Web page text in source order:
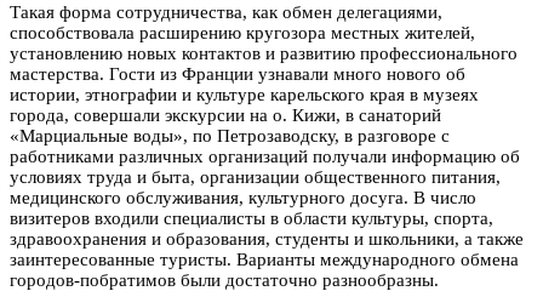
Такая форма сотрудничества, как обмен делегациями,
способствовала расширению кругозора местных жителей,
установлению новых контактов и развитию профессионального
мастерства. Гости из Франции узнавали много нового об
истории, этнографии и культуре карельского края в музеях
города, совершали экскурсии на о. Кижи, в санаторий
«Марциальные воды», по Петрозаводску, в разговоре с
работниками различных организаций получали информацию об
условиях труда и быта, организации общественного питания,
медицинского обслуживания, культурного досуга. В число
визитеров входили специалисты в области культуры, спорта,
здравоохранения и образования, студенты и школьники, а также
заинтересованные туристы. Варианты международного обмена
городов-побратимов были достаточно разнообразны.